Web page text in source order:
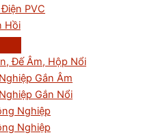
PVC
Hồi
Đế Âm, Hộp Nổi
Gắn Âm
Gắn Nổi
Nghiệp
Nghiệp